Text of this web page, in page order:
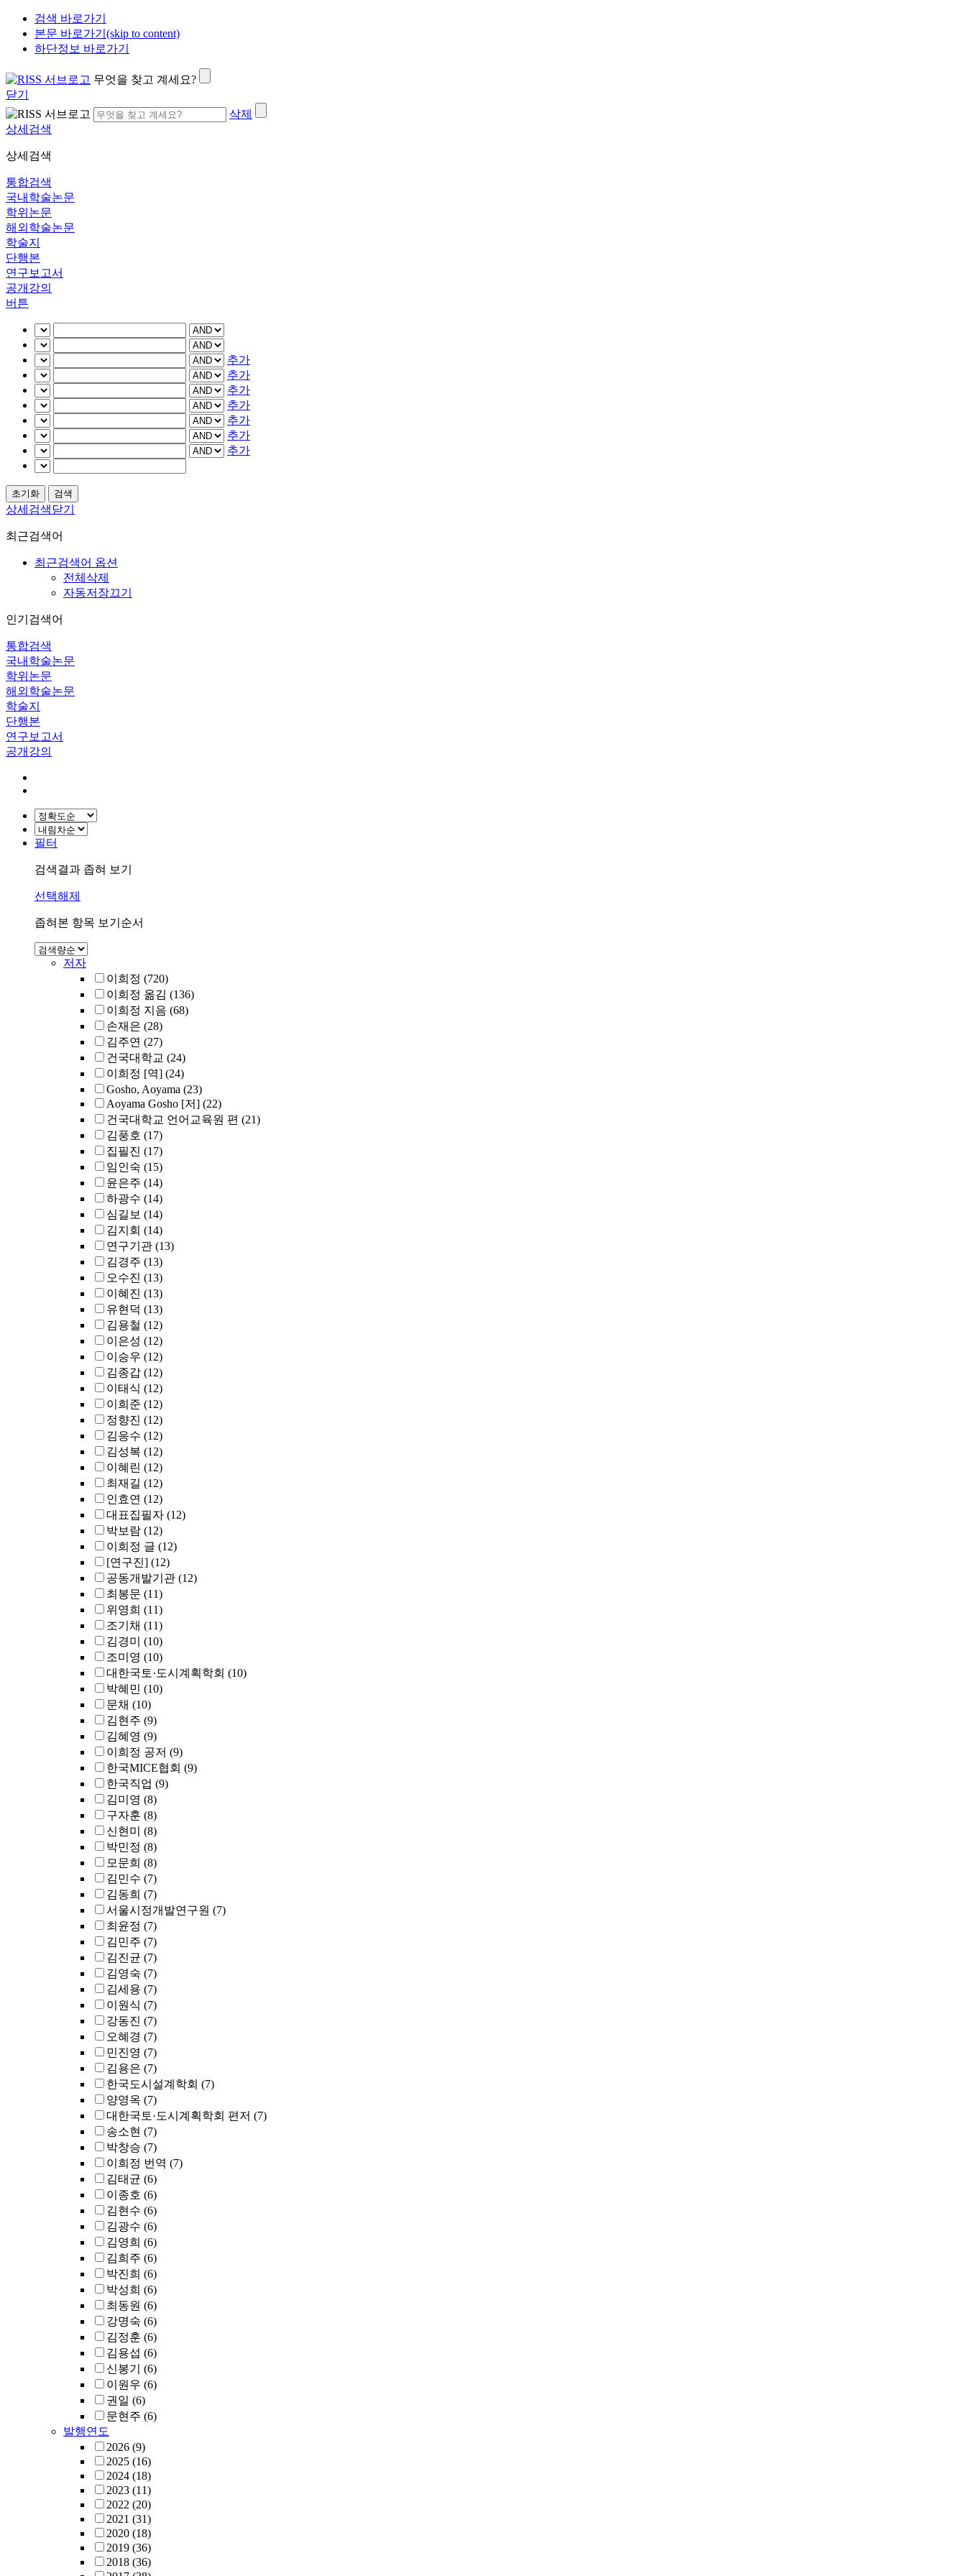
검색 바로가기
본문 바로가기(skip to content)
하단정보 바로가기
무엇을 찾고 계세요?
닫기
삭제
상세검색
상세검색
통합검색
국내학술논문
학위논문
해외학술논문
학술지
단행본
연구보고서
공개강의
버튼
추가
추가
추가
추가
추가
추가
추가
상세검색닫기
최근검색어
최근검색어 옵션
전체삭제
자동저장끄기
인기검색어
통합검색
국내학술논문
학위논문
해외학술논문
학술지
단행본
연구보고서
공개강의
필터
검색결과 좁혀 보기
선택해제
좁혀본 항목 보기순서
저자
이희정 (720)
이희정 옮김 (136)
이희정 지음 (68)
손재은 (28)
김주연 (27)
건국대학교 (24)
이희정 [역] (24)
Gosho, Aoyama (23)
Aoyama Gosho [저] (22)
건국대학교 언어교육원 편 (21)
김풍호 (17)
집필진 (17)
임인숙 (15)
윤은주 (14)
하광수 (14)
심길보 (14)
김지회 (14)
연구기관 (13)
김경주 (13)
오수진 (13)
이혜진 (13)
유현덕 (13)
김용철 (12)
이은성 (12)
이승우 (12)
김종갑 (12)
이태식 (12)
이희준 (12)
정향진 (12)
김응수 (12)
김성복 (12)
이혜린 (12)
최재길 (12)
인효연 (12)
대표집필자 (12)
박보람 (12)
이희정 글 (12)
[연구진] (12)
공동개발기관 (12)
최봉문 (11)
위영희 (11)
조기채 (11)
김경미
(10)
조미영 (10)
대한국토·도시계획학회 (10)
박혜민 (10)
문채 (10)
김현주 (9)
김혜영 (9)
이희정 공저 (9)
한국MICE협회 (9)
한국직업 (9)
김미영 (8)
구자훈 (8)
신현미
(8)
박민정 (8)
모문희 (8)
김민수 (7)
김동희 (7)
서울시정개발연구원 (7)
최윤정 (7)
김민주 (7)
김진균 (7)
김영숙 (7)
김세용 (7)
이원식 (7)
강동진 (7)
오혜경 (7)
민진영 (7)
김용은 (7)
한국도시설계학회 (7)
양영옥 (7)
대한국토·도시계획학회 편저 (7)
송소현 (7)
박창승 (7)
이희정 번역 (7)
김태균 (6)
이종호 (6)
김현수 (6)
김광수 (6)
김영희 (6)
김희주 (6)
박진희 (6)
박성희 (6)
최동원 (6)
강명숙 (6)
김정훈 (6)
김용섭 (6)
신봉기
(6)
이원우 (6)
권일 (6)
문현주 (6)
발행연도
2026 (9)
2025 (16)
2024 (18)
2023 (11)
2022 (20)
2021 (31)
2020 (18)
2019 (36)
2018 (36)